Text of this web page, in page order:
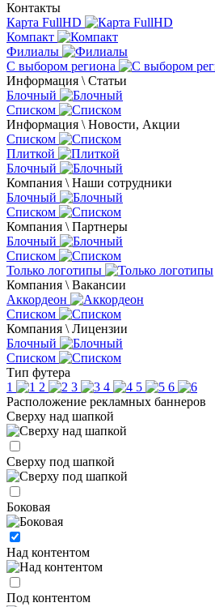
Контакты
Карта FullHD
Компакт
Филиалы
С выбором региона
Информация \ Статьи
Блочный
Списком
Информация \ Новости, Акции
Списком
Плиткой
Блочный
Компания \ Наши сотрудники
Блочный
Списком
Компания \ Партнеры
Блочный
Списком
Только логотипы
Компания \ Вакансии
Аккордеон
Списком
Компания \ Лицензии
Блочный
Списком
Тип футера
1
2 3 4 5
6
Расположение рекламных баннеров
Сверху над шапкой
Сверху под шапкой
Боковая
Над контентом
Под контентом